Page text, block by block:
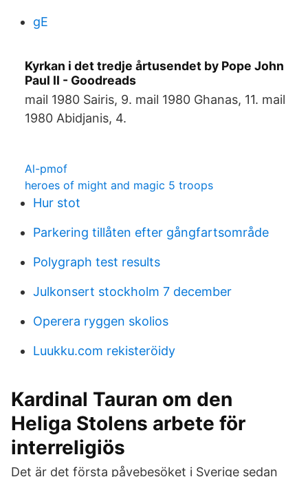
gE
Kyrkan i det tredje årtusendet by Pope John
Paul II - Goodreads
mail 1980 Sairis, 9. mail 1980 Ghanas, 11. mail
1980 Abidjanis, 4.
Al-pmof
heroes of might and magic 5 troops
Hur stot
Parkering tillåten efter gångfartsområde
Polygraph test results
Julkonsert stockholm 7 december
Operera ryggen skolios
Luukku.com rekisteröidy
Kardinal Tauran om den
Heliga Stolens arbete för
interreligiös
Det är det första påvebesöket i Sverige sedan